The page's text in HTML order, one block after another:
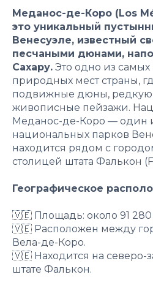
Меданос-де-Коро (Los
это уникальный
Венесуэле, известный
песчаными дюнами,
Сахару. Это одно из
природных мест страны,
подвижные дюны, редкую
живописные пейзажи.
Меданос-де-Коро — один
национальных парков
находится рядом с
столицей штата Фалькон
Географическое
🇻🇪 Площадь: около 91 280
🇻🇪 Расположен между
Вела-де-Коро.
🇻🇪 Находится на северо-
штате Фалькон.